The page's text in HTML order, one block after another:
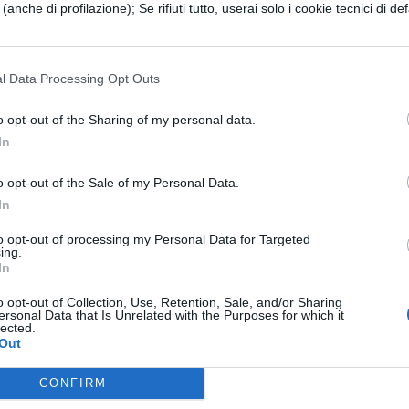
di profilazione); Se rifiuti tutto, userai solo i cookie tecnici di
Data Processing Opt Outs
opt-out of the Sharing of my personal data.
opt-out of the Sale of my Personal Data.
opt-out of processing my Personal Data for Targeted
opt-out of Collection, Use, Retention, Sale, and/or Sharing
Data that Is Unrelated with the Purposes for which it
CONFIRM
prescrizioni dei medici nel caso che
prescritto sostanze letali in luogo di
a un popolo, qualunque essa sia, può
ne abbia ricevuto qualche danno. La legge
e dell'ingiusto manifestata in conformità alla
di tutti gli elementi a cui fanno riferimento
pene i malvagi, e difendono e proteggono gli
penso che ormai non solo non si dovrebbe
ma nemmeno denominarla così.